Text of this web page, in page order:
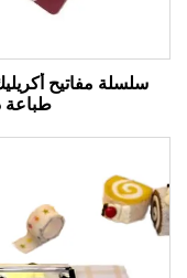
سلسلة مفاتيح
طباعة